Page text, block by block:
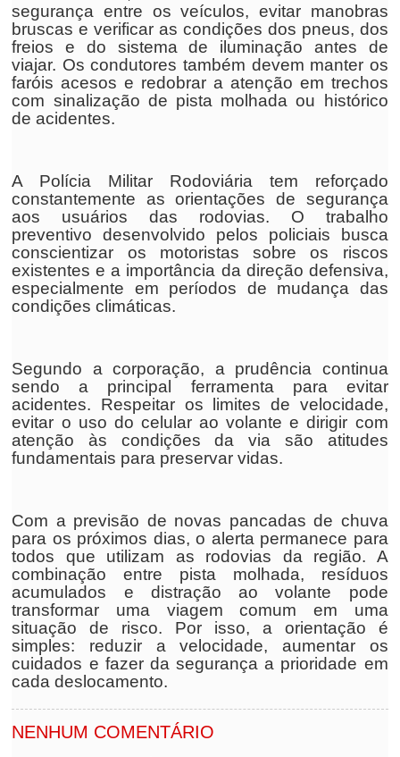
segurança entre os veículos, evitar manobras
bruscas e verificar as condições dos pneus, dos
freios e do sistema de iluminação antes de
viajar. Os condutores também devem manter os
faróis acesos e redobrar a atenção em trechos
com sinalização de pista molhada ou histórico
de acidentes.
A Polícia Militar Rodoviária tem reforçado
constantemente as orientações de segurança
aos usuários das rodovias. O trabalho
preventivo desenvolvido pelos policiais busca
conscientizar os motoristas sobre os riscos
existentes e a importância da direção defensiva,
especialmente em períodos de mudança das
condições climáticas.
Segundo a corporação, a prudência continua
sendo a principal ferramenta para evitar
acidentes. Respeitar os limites de velocidade,
evitar o uso do celular ao volante e dirigir com
atenção às condições da via são atitudes
fundamentais para preservar vidas.
Com a previsão de novas pancadas de chuva
para os próximos dias, o alerta permanece para
todos que utilizam as rodovias da região. A
combinação entre pista molhada, resíduos
acumulados e distração ao volante pode
transformar uma viagem comum em uma
situação de risco. Por isso, a orientação é
simples: reduzir a velocidade, aumentar os
cuidados e fazer da segurança a prioridade em
cada deslocamento.
NENHUM COMENTÁRIO